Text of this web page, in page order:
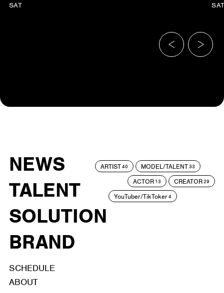
SAT
NEWS
TALENT
SOLUTION
BRAND
ARTIST40 MODEL/TALENT33
ACTOR 13 CREATOR29
YouTuber/TikToker4
SCHEDULE
ABOUT